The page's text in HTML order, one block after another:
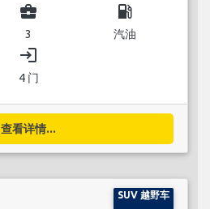
business_center
3
local_gas_station
汽油
login
4 门
查看详情...
SUV 越野车